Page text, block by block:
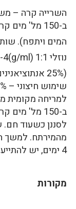
ב-150 מל'
המים ויתפח).
נוזלי 1:1 (g/ml)2-4 מל', 3 פעמים ביום
(25% אנתוציאנינים) – 80-160 מג', 3 פעמים ביום
4 ימים, יש להתייעץ עם רופא.
מקורות